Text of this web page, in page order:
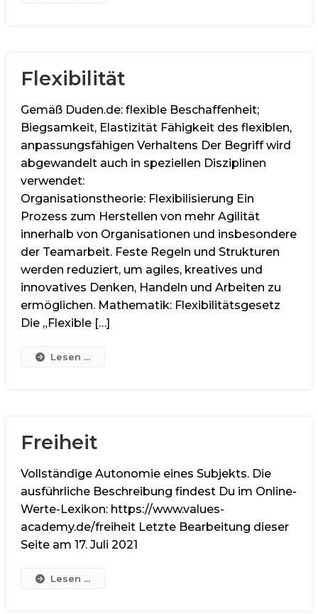
Flexibilität
Gemäß Duden.de: flexible Beschaffenheit;
Biegsamkeit, Elastizität Fähigkeit des flexiblen,
anpassungsfähigen Verhaltens Der Begriff wird
abgewandelt auch in speziellen Disziplinen
verwendet:
Organisationstheorie: Flexibilisierung Ein
Prozess zum Herstellen von mehr Agilität
innerhalb von Organisationen und insbesondere
der Teamarbeit. Feste Regeln und Strukturen
werden reduziert, um agiles, kreatives und
innovatives Denken, Handeln und Arbeiten zu
ermöglichen. Mathematik: Flexibilitätsgesetz
Die „Flexible […]
Lesen ...
Freiheit
Vollständige Autonomie eines Subjekts. Die
ausführliche Beschreibung findest Du im Online-
Werte-Lexikon: https://www.values-
academy.de/freiheit Letzte Bearbeitung dieser
Seite am 17. Juli 2021
Lesen ...